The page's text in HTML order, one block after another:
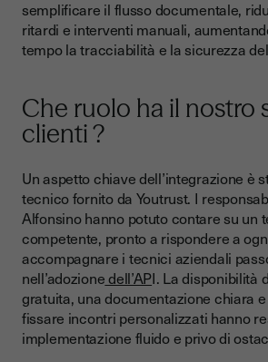
semplificare il flusso documentale,
ritardi e interventi manuali,
tempo la tracciabilità e la sicurezza
Che ruolo ha il nostro
clienti ?
Un aspetto chiave dell’integrazione è
tecnico fornito da Youtrust. I
Alfonsino hanno potuto contare su un
competente, pronto a rispondere a
accompagnare i tecnici aziendali
nell’adozionedell’API. La disponibilità
gratuita, una documentazione chiara
fissare incontri personalizzati hanno
implementazione fluido e privo di